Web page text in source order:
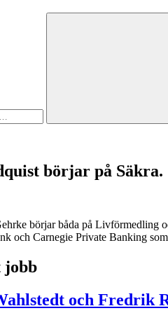
börjar på Säkra.
börjar båda på Livförmedling
och Carnegie Private Banking
jobb
och Fredrik